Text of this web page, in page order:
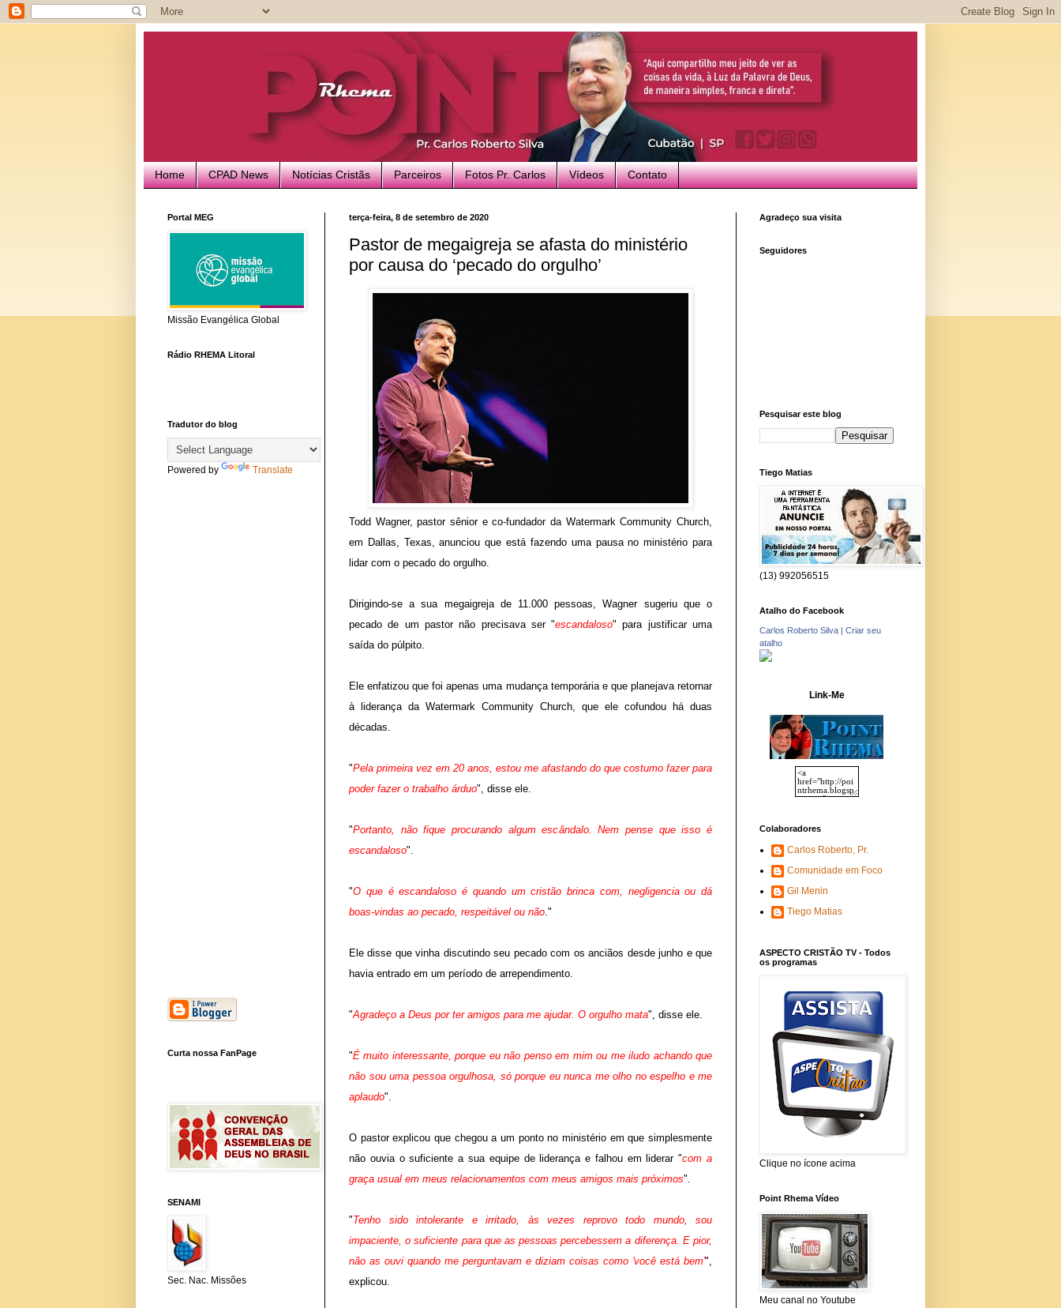
Home CPAD News Notícias Cristãs Parceiros Fotos Pr. Carlos Vídeos Contato
terça-feira, 8 de setembro de 2020
Pastor de megaigreja se afasta do ministério
por causa do ‘pecado do orgulho’
Todd Wagner, pastor sênior e co-fundador da Watermark Community Church,
em Dallas, Texas, anunciou que está fazendo uma pausa no ministério para
lidar com o pecado do orgulho.
Dirigindo-se a sua megaigreja de 11.000 pessoas, Wagner sugeriu que o
pecado de um pastor não precisava ser "escandaloso" para justificar uma
saída do púlpito.
Ele enfatizou que foi apenas uma mudança temporária e que planejava retornar
à liderança da Watermark Community Church, que ele cofundou há duas
décadas.
"Pela primeira vez em 20 anos, estou me afastando do que costumo fazer para
poder fazer o trabalho árduo", disse ele.
"Portanto, não fique procurando algum escândalo. Nem pense que isso é
escandaloso".
"O que é escandaloso é quando um cristão brinca com, negligencia ou dá
boas-vindas ao pecado, respeitável ou não."
Ele disse que vinha discutindo seu pecado com os anciãos desde junho e que
havia entrado em um período de arrependimento.
"Agradeço a Deus por ter amigos para me ajudar. O orgulho mata", disse ele.
"É muito interessante, porque eu não penso em mim ou me iludo achando que
não sou uma pessoa orgulhosa, só porque eu nunca me olho no espelho e me
aplaudo".
O pastor explicou que chegou a um ponto no ministério em que simplesmente
não ouvia o suficiente a sua equipe de liderança e falhou em liderar "com a
graça usual em meus relacionamentos com meus amigos mais próximos".
"Tenho sido intolerante e irritado, às vezes reprovo todo mundo, sou
impaciente, o suficiente para que as pessoas percebessem a diferença. E pior,
não as ouvi quando me perguntavam e diziam coisas como 'você está bem'",
explicou.
Portal MEG
Missão Evangélica Global
Rádio RHEMA Litoral
Tradutor do blog
Powered by Translate
Curta nossa FanPage
SENAMI
Sec. Nac. Missões
Agradeço sua visita
Seguidores
Pesquisar este blog
Tiego Matias
(13) 992056515
Atalho do Facebook
Carlos Roberto Silva | Criar seu
atalho
Link-Me
Colaboradores
Carlos Roberto, Pr.
Comunidade em Foco
Gil Menin
Tiego Matias
ASPECTO CRISTÃO TV - Todos
os programas
Clique no ícone acima
Point Rhema Vídeo
Meu canal no Youtube